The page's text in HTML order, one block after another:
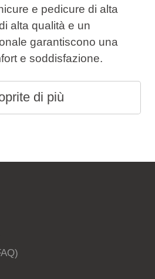
e pedicure di alta
alta qualità e un
garantiscono una
e soddisfazione.
di più